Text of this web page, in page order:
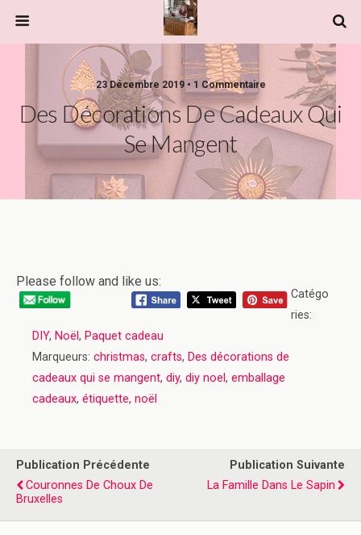
23 Décembre 2019 • 1 Commentaire
Des Décorations De Cadeaux Qui
Se Mangent
Please follow and like us:
Catégo
ries:
DIY, Noël , Paquet cadeau
Marqueurs: christmas, crafts, Des décorations de
cadeaux qui se mangent, diy, diy noel , emballage
cadeaux, étiquette, noël
Publication Précédente
Couronnes De Choux De
Bruxelles
Publication Suivante
La Famille Dans Le Sapin